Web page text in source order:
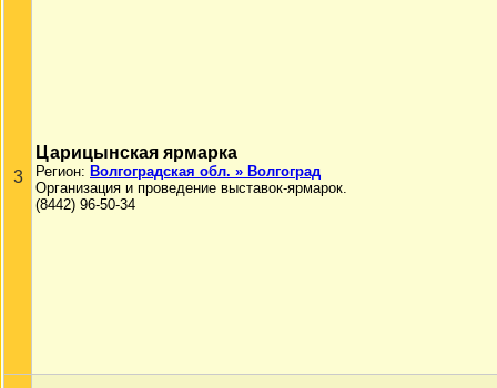
3
Царицынская ярмарка
Регион: Волгоградская обл. » Волгоград
Организация и проведение выставок-ярмарок.
(8442) 96-50-34